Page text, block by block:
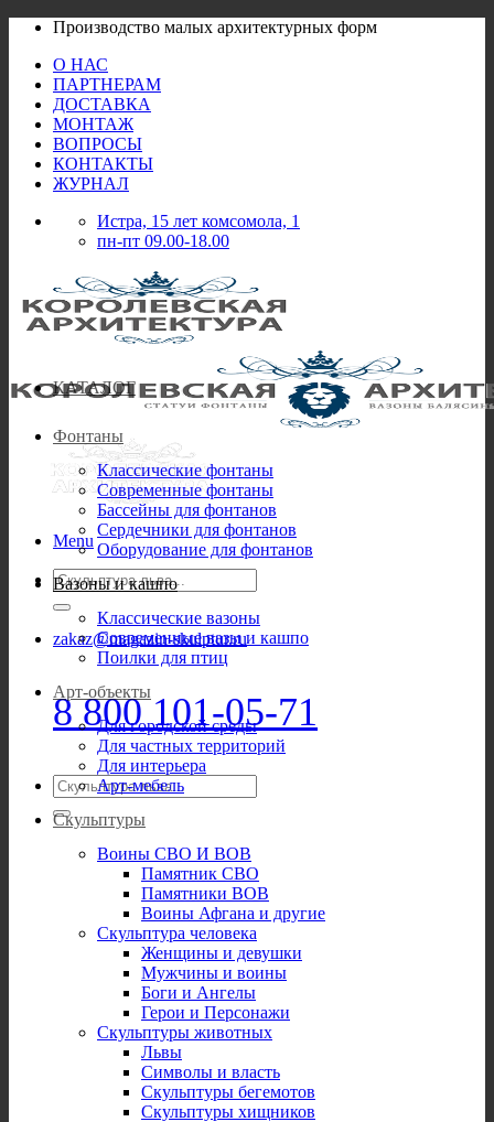
Skip
content
Производство малых архитектурных форм
О НАС
ПАРТНЕРАМ
ДОСТАВКА
МОНТАЖ
ВОПРОСЫ
КОНТАКТЫ
ЖУРНАЛ
Истра, 15 лет комсомола, 1
пн-пт 09.00-18.00
Menu
Искать:
zakaz@magazin-skulptur.ru
8 800 101-05-71
Искать:
КАТАЛОГ
Фонтаны
Классические фонтаны
Современные фонтаны
Бассейны для фонтанов
Сердечники для фонтанов
Оборудование для фонтанов
Вазоны и кашпо
Классические вазоны
Современные вазы и кашпо
Поилки для птиц
Арт-объекты
Для городской среды
Для частных территорий
Для интерьера
Арт-мебель
Скульптуры
Воины СВО И ВОВ
Памятник СВО
Памятники ВОВ
Воины Афгана и другие
Скульптура человека
Женщины и девушки
Мужчины и воины
Боги и Ангелы
Герои и Персонажи
Скульптуры животных
Львы
Символы и власть
Скульптуры бегемотов
Скульптуры хищников